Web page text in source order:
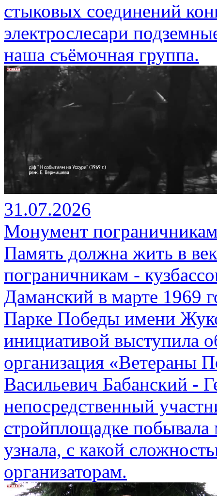
стыковых соединений
электрослесари
наша съёмочная группа.
31.07.2026
Монумент
Память должна жить в
пограничникам -
Даманский в марте 1969
Парке Победы имени
инициативой выступила
организация «Ветераны
Васильевич Бабанский -
непосредственный
стройплощадке побывала
узнала, с какой
организаторам.